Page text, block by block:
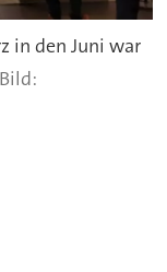
in den Juni war